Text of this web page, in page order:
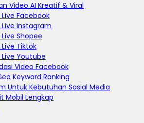
Video AI Kreatif & Viral
Facebook
Instagram
Shopee
Tiktok
Youtube
Video Facebook
Keyword Ranking
Untuk Kebutuhan Sosial Media
Mobil Lengkap